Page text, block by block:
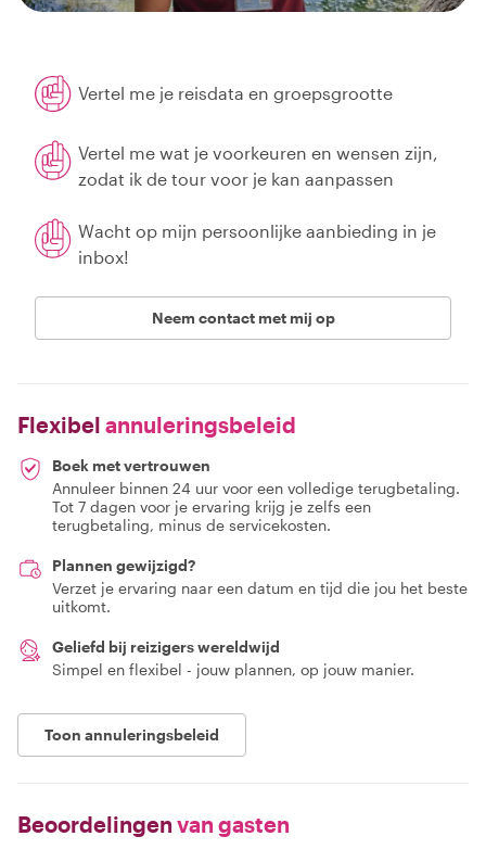
Vertel me je reisdata en groepsgrootte
Vertel me wat je voorkeuren en wensen zijn,
zodat ik de tour voor je kan aanpassen
Wacht op mijn persoonlijke aanbieding in je
inbox!
Neem contact met mij op
Flexibel annuleringsbeleid
Boek met vertrouwen
Annuleer binnen 24 uur voor een volledige terugbetaling.
Tot 7 dagen voor je ervaring krijg je zelfs een
terugbetaling, minus de servicekosten.
Plannen gewijzigd?
Verzet je ervaring naar een datum en tijd die jou het beste
uitkomt.
Geliefd bij reizigers wereldwijd
Simpel en flexibel - jouw plannen, op jouw manier.
Toon annuleringsbeleid
Beoordelingen van gasten